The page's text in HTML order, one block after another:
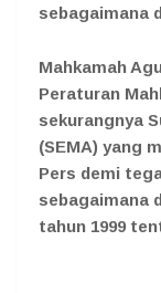
sebagaimana
Mahkamah
Peraturan
sekurangnya
(SEMA) yang
Pers demi
sebagaimana
tahun 1999